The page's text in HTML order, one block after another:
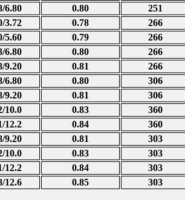
6.80 0.80 251
3.72 0.78 266
5.60 0.79 266
6.80 0.80 266
9.20 0.81 266
6.80 0.80 306
9.20 0.81 306
10.0 0.83 360
12.2 0.84 360
9.20 0.81 303
10.0 0.83 303
12.2 0.84 303
12.6 0.85 303